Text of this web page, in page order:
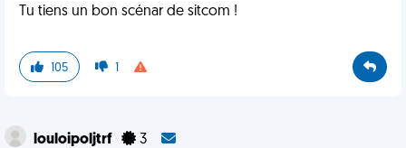
Tu tiens un bon scénar de sitcom !
105 1
louloipoljtrf 3